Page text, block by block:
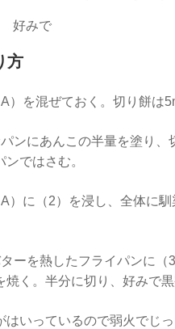
好みで
方
を混ぜておく。切り餅は
ンにあんこの半量を塗り、
ンではさむ。
に（2）を浸し、全体に馴
ーを熱したフライパンに（
焼く。半分に切り、好みで黒
いっているので弱火でじ